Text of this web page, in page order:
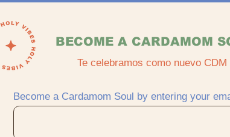
BECOME A CARDAMOM
Te celebramos como nuevo
Become a Cardamom Soul by entering your